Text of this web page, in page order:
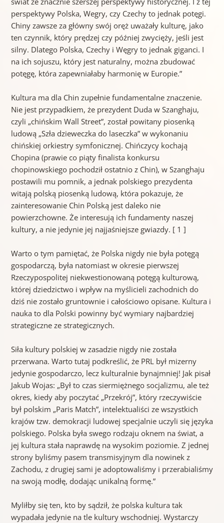
perspektywy Polska, Wegry, czy Czechy to jednak potęgi.
Chiny zawsze za główny swój oręż uważały kulturę, jako
ten czynnik, który prędzej czy później zwycięży, jeśli jest
silny. Dlatego Polska, Czechy i Węgry to jednak giganci. I
na ich sojuszu, który jest naturalny, można zbudować
potęgę, która zapewniałaby harmonię w Europie.”
Kultura ma dla Chin zupełnie fundamentalne znaczenie.
Nie jest przypadkiem, że prezydent Duda w Szanghaju,
czyli „chińskim Wall Street”, został powitany piosenką
ludową „Szła dzieweczka do laseczka” w wykonaniu
chińskiej orkiestry symfonicznej. Chińczycy kochają
Chopina (prawie co piąty finalista konkursu
chopinowskiego pochodził ostatnio z Chin), w Szanghaju
postawili mu pomnik, a jednak polskiego prezydenta
witają polską piosenką ludową, która pokazuje, że
zainteresowanie Chin Polską jest daleko nie
powierzchowne. Że interesują ich fundamenty naszej
kultury, a nie jedynie jej najjaśniejsze gwiazdy. [ 1 ]
Warto o tym pamiętać, że Polska nigdy nie była potęgą
gospodarczą, była natomiast w okresie pierwszej
Rzeczypospolitej niekwestionowaną potęgą kulturową,
której dziedzictwo i wpływ na myślicieli zachodnich do
dziś nie zostało gruntownie i całościowo opisane. Kultura i
nauka to dla Polski powinny być wymiary najbardziej
strategiczne ze strategicznych.
Siła kultury polskiej w zasadzie nigdy nie została
przerwana. Warto tutaj podkreślić, że PRL był mizerny
jedynie gospodarczo, lecz kulturalnie bynajmniej! Jak pisał
Jakub Wojas: „Był to czas siermiężnego socjalizmu, ale też
okres, kiedy aby poczytać „Przekrój”, który rzeczywiście
był polskim „Paris Match”, intelektualiści ze wszystkich
krajów tzw. demokracji ludowej specjalnie uczyli się języka
polskiego. Polska była swego rodzaju oknem na świat, a
jej kultura stała naprawdę na wysokim poziomie. Z jednej
strony byliśmy pasem transmisyjnym dla nowinek z
Zachodu, z drugiej sami je adoptowaliśmy i przerabialiśmy
na swoją modłę, dodając unikalną formę.”
Myliłby się ten, kto by sądził, że polska kultura tak
wypadała jedynie na tle kultury wschodniej. Wystarczy